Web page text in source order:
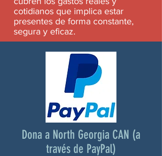
cotidianos que implica estar
presentes de forma constante,
segura y eficaz.
Dona a North Georgia CAN (a
través de PayPal)